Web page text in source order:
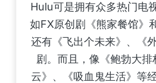
Hulu可是拥有众多热门电
如FX原创剧《熊家餐馆》
还有《飞出个未来》、《
剧。而且，像《鲍勃大
云》、《吸血鬼生活》等